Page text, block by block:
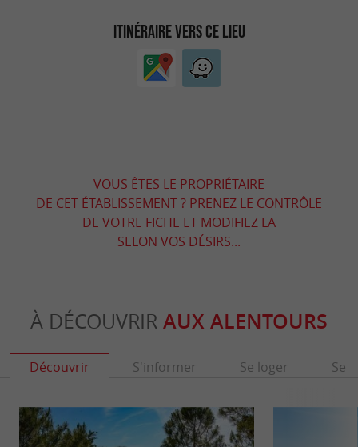
ITINÉRAIRE VERS CE LIEU
VOUS ÊTES LE PROPRIÉTAIRE
DE CET ÉTABLISSEMENT ? PRENEZ LE CONTRÔLE
DE VOTRE FICHE ET MODIFIEZ LA
SELON VOS DÉSIRS...
À DÉCOUVRIR AUX ALENTOURS
Découvrir S'informer Se loger Se